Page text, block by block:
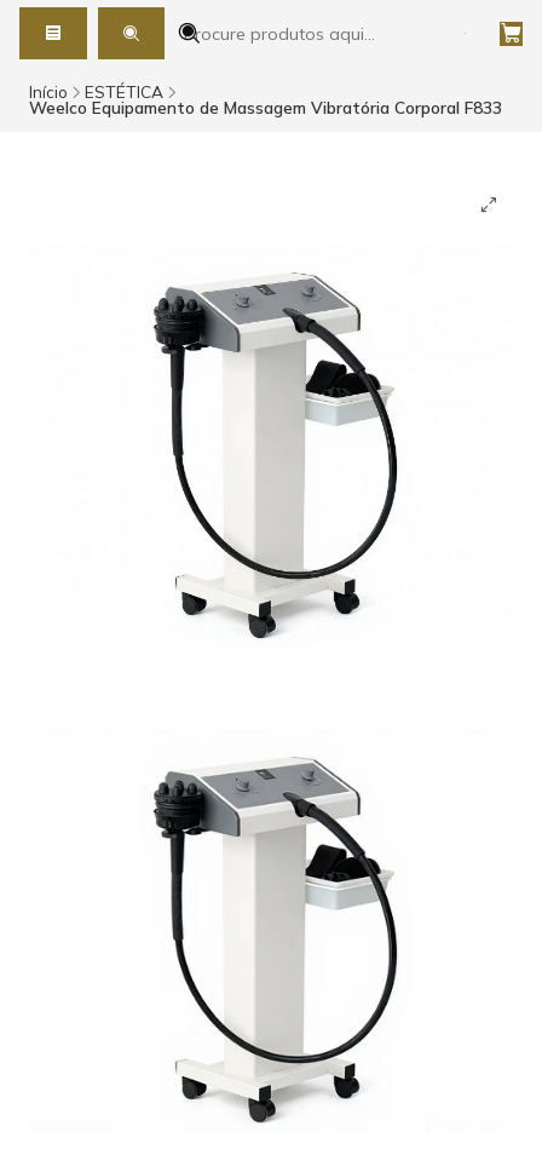
Início ESTÉTICA
Weelco Equipamento de Massagem Vibratória Corporal F833